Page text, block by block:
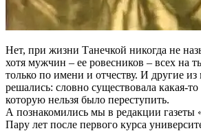
Нет, при жизни Танечкой никогда не
хотя мужчин – ее ровесников – всех на
только по имени и отчеству. И другие
решались: словно существовала какая-
которую нельзя было переступить.
А познакомились мы в редакции газеты
Пару лет после первого курса